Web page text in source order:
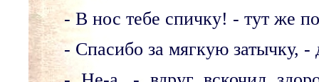
- В нос тебе спичку! - тут же
- Спасибо за мягкую затычку,